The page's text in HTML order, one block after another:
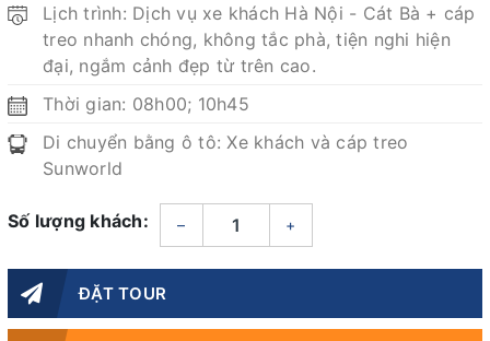
Lịch trình: Dịch vụ xe khách Hà Nội - Cát Bà + cáp
treo nhanh chóng, không tắc phà, tiện nghi hiện
đại, ngắm cảnh đẹp từ trên cao.
Thời gian: 08h00; 10h45
Di chuyển bằng ô tô: Xe khách và cáp treo
Sunworld
Số lượng khách: – +
ĐẶT TOUR